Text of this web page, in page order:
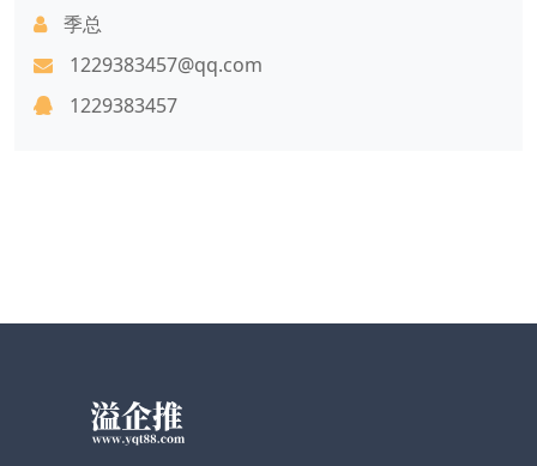
季总
1229383457@qq.com
1229383457